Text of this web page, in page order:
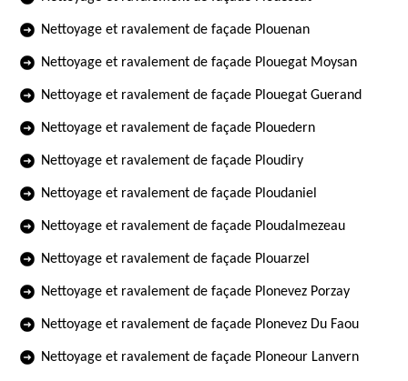
Nettoyage et ravalement de façade Plouenan
Nettoyage et ravalement de façade Plouegat Moysan
Nettoyage et ravalement de façade Plouegat Guerand
Nettoyage et ravalement de façade Plouedern
Nettoyage et ravalement de façade Ploudiry
Nettoyage et ravalement de façade Ploudaniel
Nettoyage et ravalement de façade Ploudalmezeau
Nettoyage et ravalement de façade Plouarzel
Nettoyage et ravalement de façade Plonevez Porzay
Nettoyage et ravalement de façade Plonevez Du Faou
Nettoyage et ravalement de façade Ploneour Lanvern